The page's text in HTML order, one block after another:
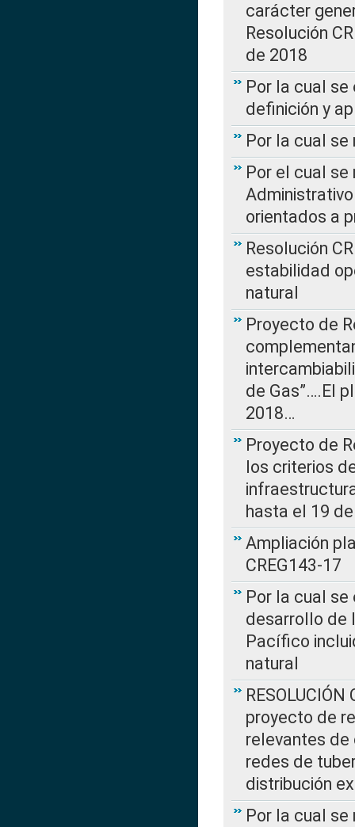
carácter
Resolución
de 2018
Por la cual
definición y
Por la cual
Por el cual
orientados a
Resolución
estabilidad
natural
Proyecto de
de Gas”….El
2018…
Proyecto de
los criterios
hasta el 19
Ampliación
CREG143-17
Por la cual
desarrollo de
Pacífico
natural
proyecto de
relevantes de
redes de
distribución
Por la cual se